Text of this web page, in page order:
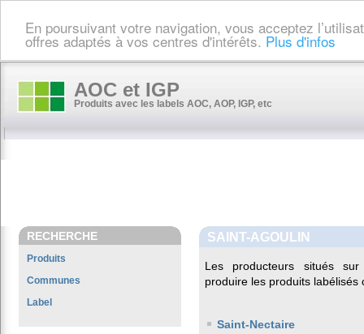
En poursuivant votre navigation, vous acceptez
offres adaptés à vos centres d'intérêts. Plus d'infos
AOC et IGP
Produits avec les labels AOC, AOP, IGP, etc
RECHERCHE
Produits
Communes
Label
SAINT-AGOULIN
Les producteurs situés
produire les produits labélisés
Saint-Nectaire